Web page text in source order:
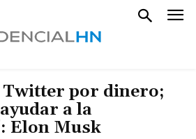
Twitter por dinero;
a la
Elon Musk